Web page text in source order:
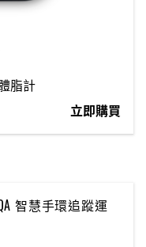
脂計
立即購買
智慧手環追蹤運